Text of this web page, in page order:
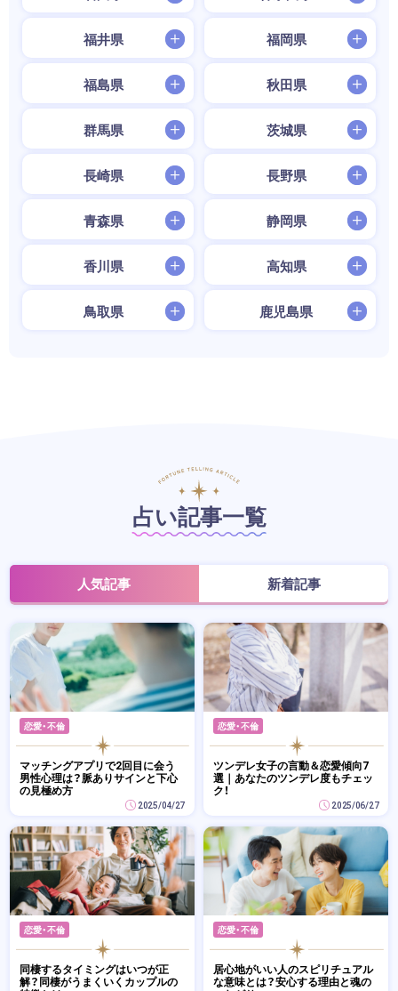
福井県 福岡県
福島県 秋田県
群馬県 茨城県
長崎県 長野県
青森県 静岡県
香川県 高知県
鳥取県 鹿児島県
占い記事一覧
人気記事 新着記事
恋愛・不倫
マッチングアプリで2回目に会う
男性心理は？脈ありサインと下心
の見極め方
2025/04/27
恋愛・不倫
ツンデレ女子の言動＆恋愛傾向7
選｜あなたのツンデレ度もチェッ
ク！
2025/06/27
恋愛・不倫
同棲するタイミングはいつが正
解？同棲がうまくいくカップルの
恋愛・不倫
居心地がいい人のスピリチュアル
な意味とは？安心する理由と魂の